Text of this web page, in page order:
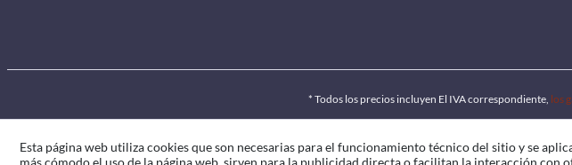
* Todos los precios incluyen El IVA correspondiente, los
Esta página web utiliza cookies que son necesarias para el funcionamiento técnico del sitio y se
más cómodo el uso de la página web, sirven para la publicidad directa o facilitan la interacción con